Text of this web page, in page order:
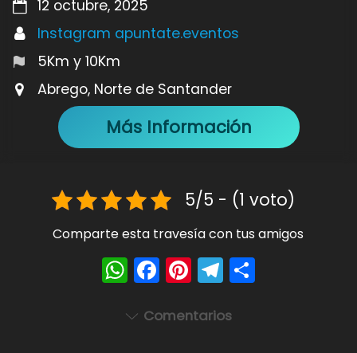
12 octubre, 2025
Instagram apuntate.eventos
5Km y 10Km
Abrego, Norte de Santander
Más Información
5/5 - (1 voto)
Comparte esta travesía con tus amigos
W
h
a
F
a
c
Pi
nt
er
T
el
e
Comentarios